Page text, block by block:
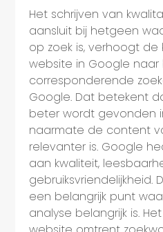
Het schrijven van
aansluit bij hetgeen
op zoek is, verhoogt
website in Google
corresponderende
Google. Dat betekent
beter wordt gevonden
naarmate de content
relevanter is. Google
aan kwaliteit,
gebruiksvriendelijkheid.
een belangrijk punt
analyse belangrijk is.